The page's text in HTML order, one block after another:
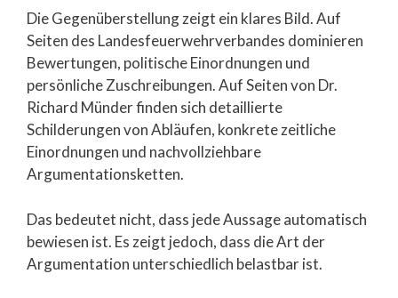
Die Gegenüberstellung zeigt ein klares Bild. Auf
Seiten des Landesfeuerwehrverbandes dominieren
Bewertungen, politische Einordnungen und
persönliche Zuschreibungen. Auf Seiten von Dr.
Richard Münder finden sich detaillierte
Schilderungen von Abläufen, konkrete zeitliche
Einordnungen und nachvollziehbare
Argumentationsketten.
Das bedeutet nicht, dass jede Aussage automatisch
bewiesen ist. Es zeigt jedoch, dass die Art der
Argumentation unterschiedlich belastbar ist.